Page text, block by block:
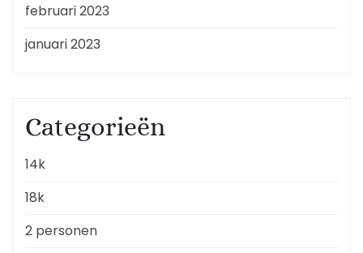
februari 2023
januari 2023
Categorieën
14k
18k
2 personen